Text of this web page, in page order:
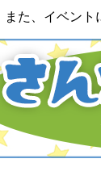
た、イベント